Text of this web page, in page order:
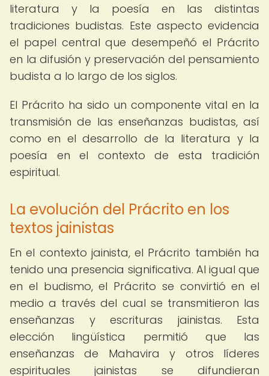
literatura y la poesía en las distintas
tradiciones budistas. Este aspecto evidencia
el papel central que desempeñó el Prácrito
en la difusión y preservación del pensamiento
budista a lo largo de los siglos.
El Prácrito ha sido un componente vital en la
transmisión de las enseñanzas budistas, así
como en el desarrollo de la literatura y la
poesía en el contexto de esta tradición
espiritual.
La evolución del Prácrito en los
textos jainistas
En el contexto jainista, el Prácrito también ha
tenido una presencia significativa. Al igual que
en el budismo, el Prácrito se convirtió en el
medio a través del cual se transmitieron las
enseñanzas y escrituras jainistas. Esta
elección lingüística permitió que las
enseñanzas de Mahavira y otros líderes
espirituales jainistas se difundieran